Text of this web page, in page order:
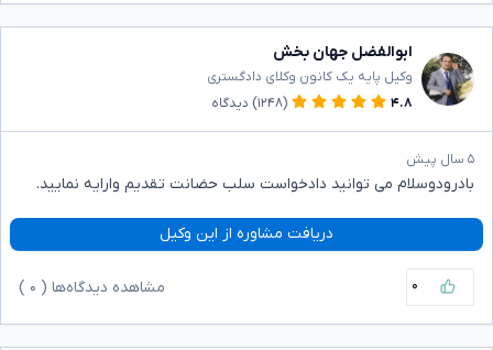
ابوالفضل جهان بخش
وکیل پایه یک کانون وکلای دادگستری
۴.۸
(۱۲۴۸) دیدگاه
۵ سال پیش
بادرودوسلام می توانید دادخواست سلب حضانت تقدیم وارایه نمایید.
دریافت مشاوره از این وکیل
۰ مشاهده دیدگاه‌ها ( ۰